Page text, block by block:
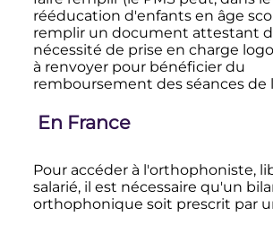
rééducation d'enfants en âge
remplir un document attestant
nécessité de prise en charge
à renvoyer pour bénéficier du
remboursement des séances de
En France
Pour accéder à l'orthophoniste,
salarié, il est nécessaire qu'un
orthophonique soit prescrit par